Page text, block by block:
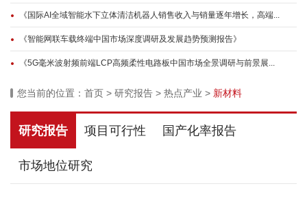
《国际AI全域智能水下立体清洁机器人销售收入与销量逐年增长，高端...
《智能网联车载终端中国市场深度调研及发展趋势预测报告》
《5G毫米波射频前端LCP高频柔性电路板中国市场全景调研与前景展...
您当前的位置： 首页 > 研究报告 > 热点产业 > 新材料
研究报告 项目可行性 国产化率报告
市场地位研究